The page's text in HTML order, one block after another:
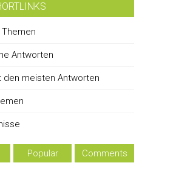
Antworten
den meisten Antworten
Popular Comments